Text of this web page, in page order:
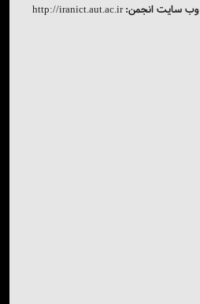
وب سایت انجمن:
http://iranict.aut.ac.ir